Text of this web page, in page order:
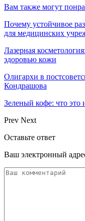
Вам также могут
Почему устойчивое
для медицинских
Лазерная
здоровью кожи
Олигархи в
Кондрашова
Зеленый кофе: что это
Prev Next
Оставьте ответ
Ваш электронный